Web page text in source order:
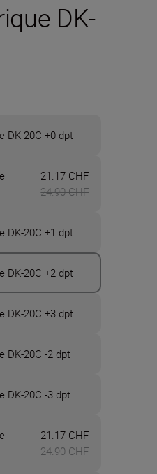
DK-
DK-20C +0 dpt
Maintenant
21.17 CHF
24.90 CHF
DK-20C +1 dpt
DK-20C +2 dpt
DK-20C +3 dpt
DK-20C -2 dpt
DK-20C -3 dpt
Maintenant
21.17 CHF
24.90 CHF